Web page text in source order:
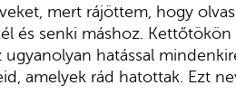
mert rájöttem, hogy
és senki máshoz.
ugyanolyan hatással
amelyek rád hatottak. Ezt